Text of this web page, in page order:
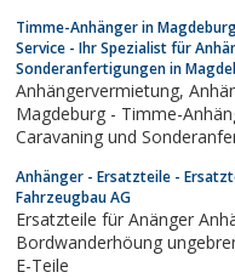
Timme-Anhänger in
Service - Ihr Spezialist für
Sonderanfertigungen in
Anhängervermietung, Anhängerverkauf und Service in
Magdeburg - Timme-
Caravaning und
Anhänger - Ersatzteile -
Fahrzeugbau AG
Ersatzteile für Anänger
Bordwanderhöung ungebremste
E-Teile